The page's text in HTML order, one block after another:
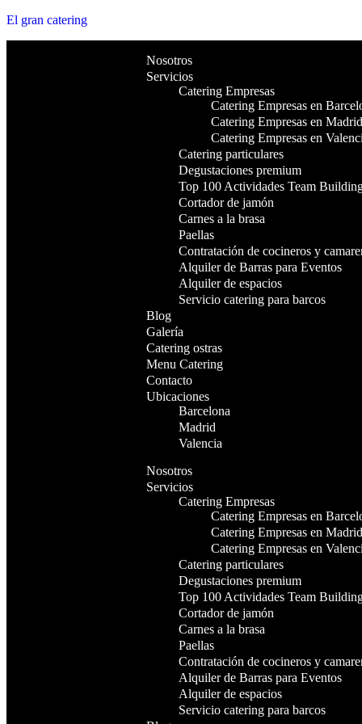
El gran catering
Nosotros
Servicios
Catering Empresas
Catering Empresas en
Catering Empresas en Madrid
Catering Empresas en
Catering particulares
Degustaciones premium
Top 100 Actividades Team
Cortador de jamón
Carnes a la brasa
Paellas
Contratación de cocineros y
Alquiler de Barras para Eventos
Alquiler de espacios
Servicio catering para barcos
Blog
Galería
Catering ostras
Menu Catering
Contacto
Ubicaciones
Barcelona
Madrid
Valencia
Nosotros
Servicios
Catering Empresas
Catering Empresas en
Catering Empresas en Madrid
Catering Empresas en
Catering particulares
Degustaciones premium
Top 100 Actividades Team
Cortador de jamón
Carnes a la brasa
Paellas
Contratación de cocineros y
Alquiler de Barras para Eventos
Alquiler de espacios
Servicio catering para barcos